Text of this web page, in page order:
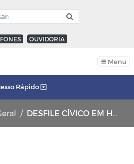
OUVIDORIA
Menu
Rápido
DESFILE CÍVICO EM HOMENAGEM AO DIA DA INDEPENDÊNCIA DO BRAIL EM PRINCESA